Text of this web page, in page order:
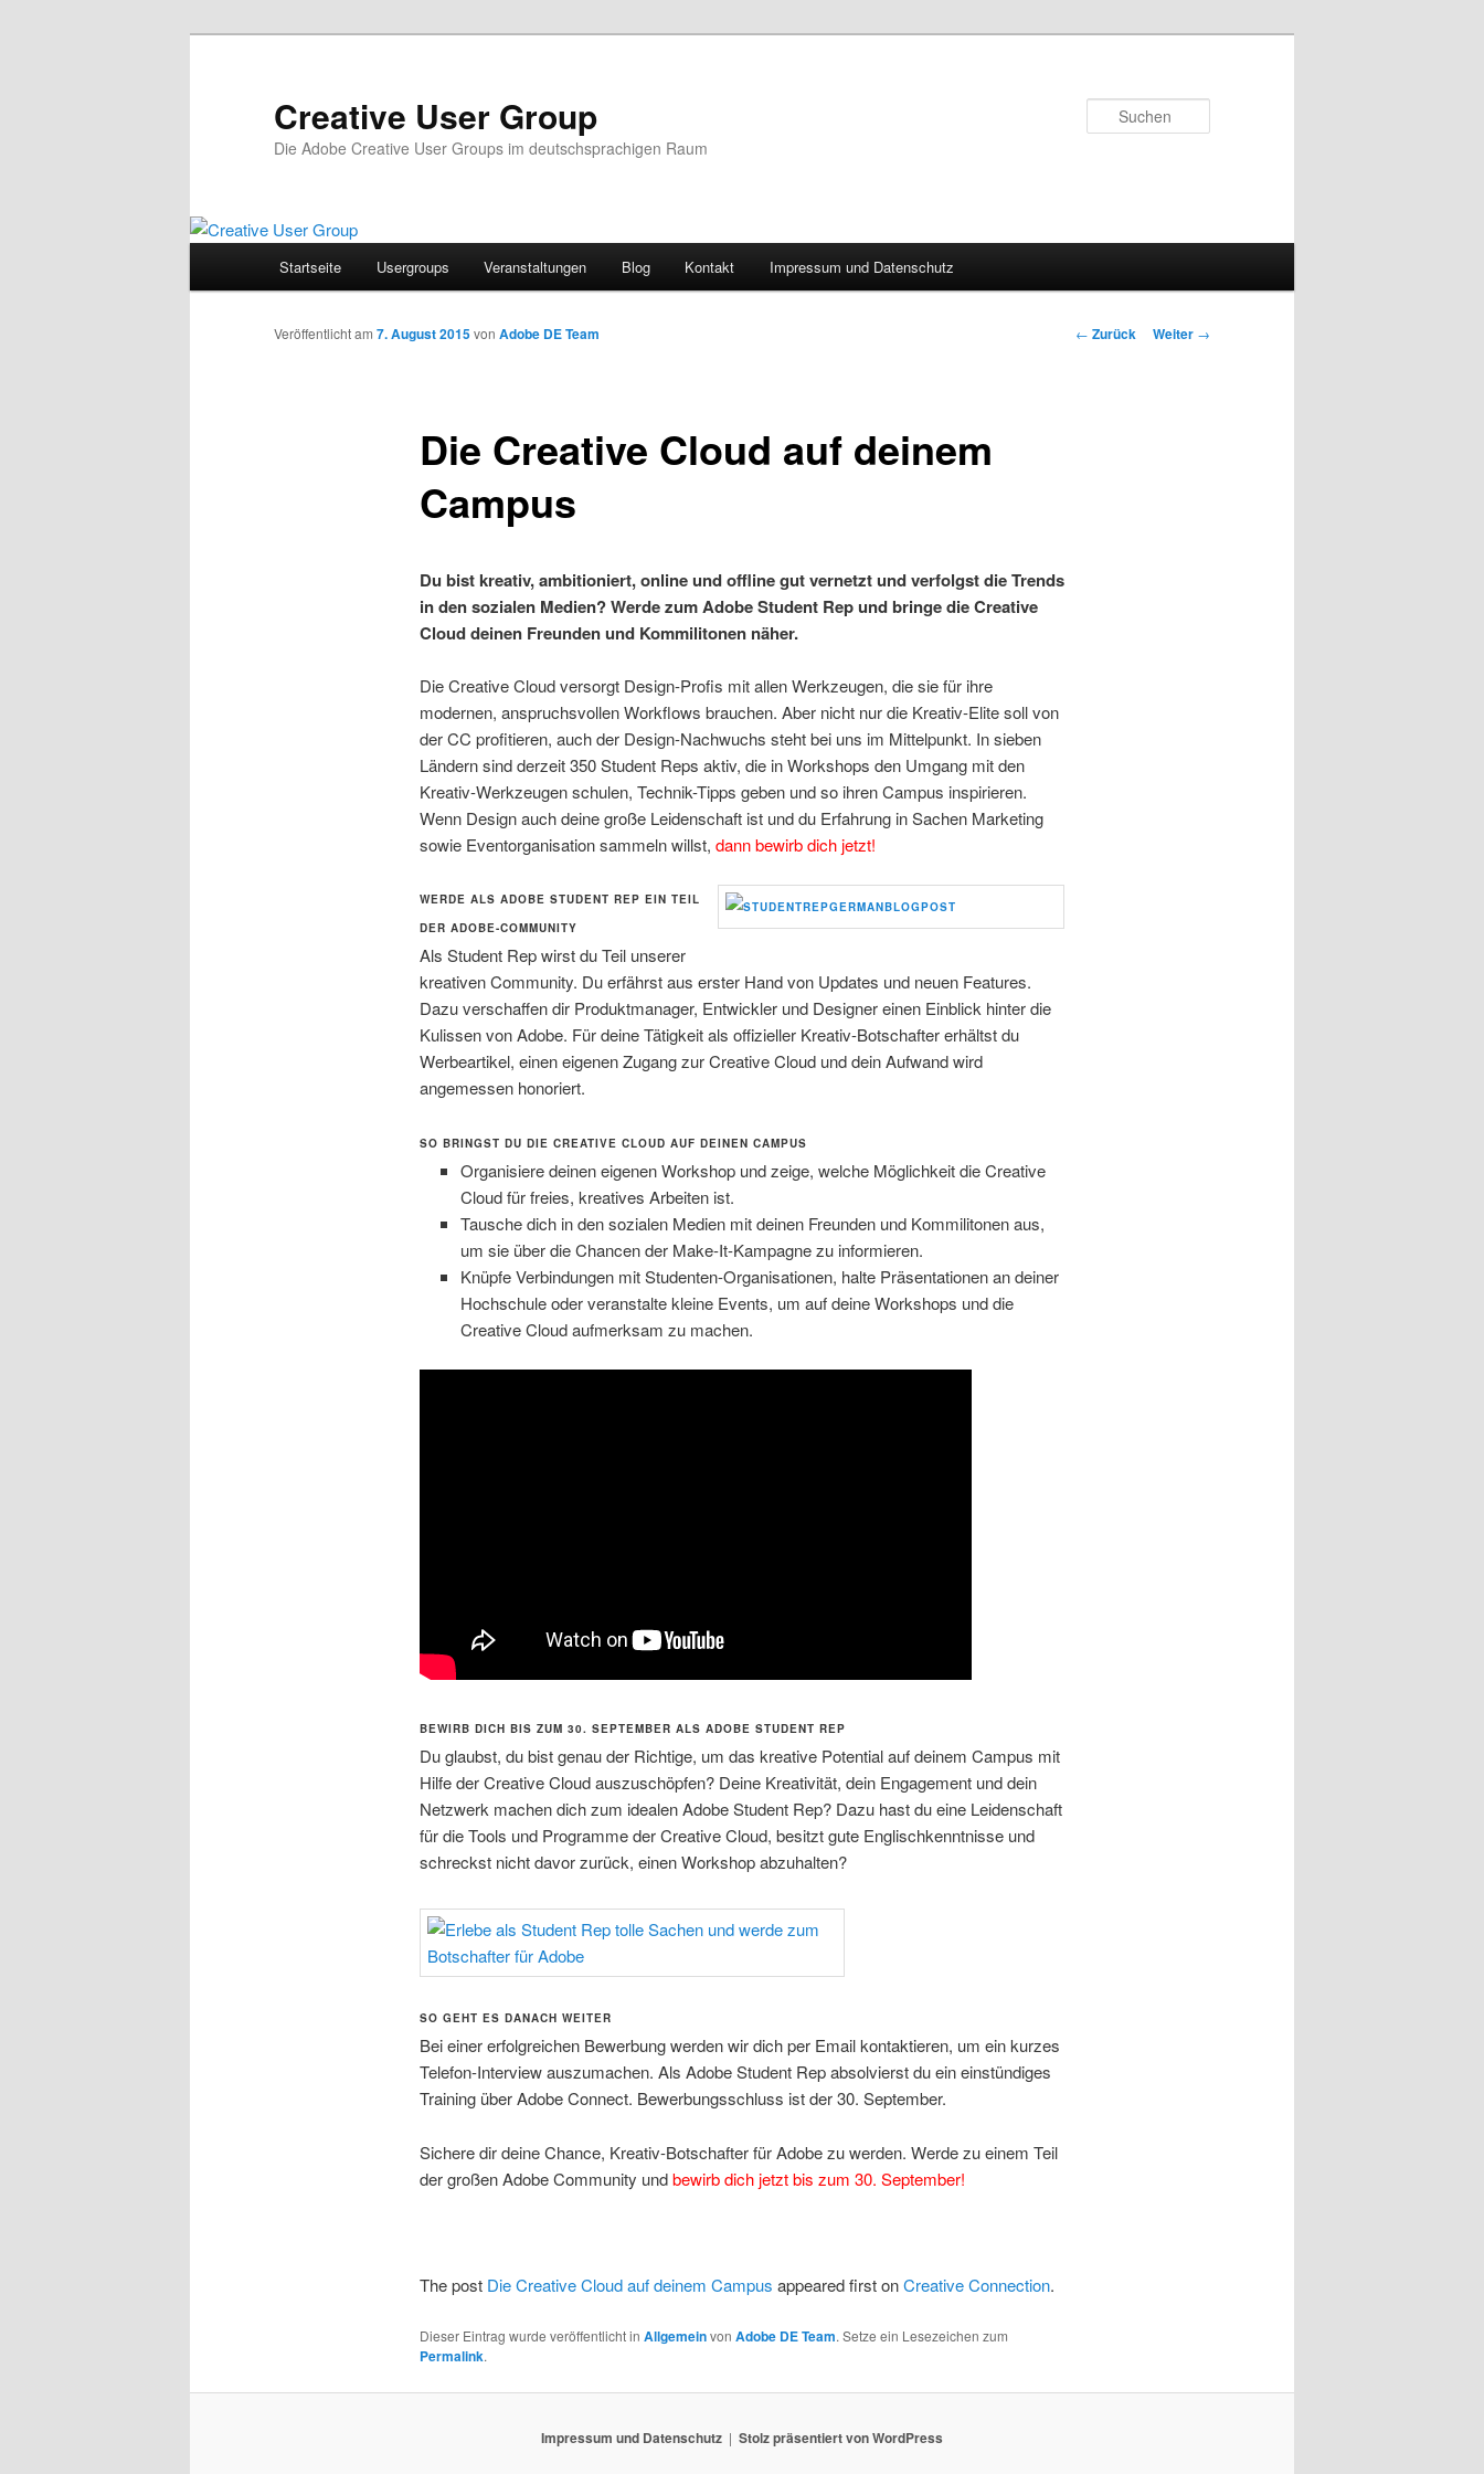
Creative User Group
Die Adobe Creative User Groups im deutschsprachigen Raum
Startseite Usergroups Veranstaltungen Blog Kontakt Impressum und Datenschutz
Beitrags-
← Zurück Weiter →
Die Creative Cloud auf deinem
Campus
Veröffentlicht am 7. August 2015von Adobe DE Team
Du bist kreativ, ambitioniert, online und offline gut vernetzt und verfolgst die Trends
in den sozialen Medien? Werde zum Adobe Student Rep und bringe die Creative
Cloud deinen Freunden und Kommilitonen näher.
Die Creative Cloud versorgt Design-Profis mit allen Werkzeugen, die sie für ihre
modernen, anspruchsvollen Workflows brauchen. Aber nicht nur die Kreativ-Elite soll von
der CC profitieren, auch der Design-Nachwuchs steht bei uns im Mittelpunkt. In sieben
Ländern sind derzeit 350 Student Reps aktiv, die in Workshops den Umgang mit den
Kreativ-Werkzeugen schulen, Technik-Tipps geben und so ihren Campus inspirieren.
Wenn Design auch deine große Leidenschaft ist und du Erfahrung in Sachen Marketing
sowie Eventorganisation sammeln willst, dann bewirb dich jetzt!
WERDE ALS ADOBE STUDENT REP EIN TEIL
DER ADOBE-COMMUNITY
Als Student Rep wirst du Teil unserer
kreativen Community. Du erfährst aus erster Hand von Updates und neuen Features.
Dazu verschaffen dir Produktmanager, Entwickler und Designer einen Einblick hinter die
Kulissen von Adobe. Für deine Tätigkeit als offizieller Kreativ-Botschafter erhältst du
Werbeartikel, einen eigenen Zugang zur Creative Cloud und dein Aufwand wird
angemessen honoriert.
SO BRINGST DU DIE CREATIVE CLOUD AUF DEINEN CAMPUS
Organisiere deinen eigenen Workshop und zeige, welche Möglichkeit die Creative
Cloud für freies, kreatives Arbeiten ist.
Tausche dich in den sozialen Medien mit deinen Freunden und Kommilitonen aus,
um sie über die Chancen der Make-It-Kampagne zu informieren.
Knüpfe Verbindungen mit Studenten-Organisationen, halte Präsentationen an deiner
Hochschule oder veranstalte kleine Events, um auf deine Workshops und die
Creative Cloud aufmerksam zu machen.
BEWIRB DICH BIS ZUM 30. SEPTEMBER ALS ADOBE STUDENT REP
Du glaubst, du bist genau der Richtige, um das kreative Potential auf deinem Campus mit
Hilfe der Creative Cloud auszuschöpfen? Deine Kreativität, dein Engagement und dein
Netzwerk machen dich zum idealen Adobe Student Rep? Dazu hast du eine Leidenschaft
für die Tools und Programme der Creative Cloud, besitzt gute Englischkenntnisse und
schreckst nicht davor zurück, einen Workshop abzuhalten?
SO GEHT ES DANACH WEITER
Bei einer erfolgreichen Bewerbung werden wir dich per Email kontaktieren, um ein kurzes
Telefon-Interview auszumachen. Als Adobe Student Rep absolvierst du ein einstündiges
Training über Adobe Connect. Bewerbungsschluss ist der 30. September.
Sichere dir deine Chance, Kreativ-Botschafter für Adobe zu werden. Werde zu einem Teil
der großen Adobe Community undbewirb dich jetzt bis zum 30. September!
The post Die Creative Cloud auf deinem Campus appeared first onCreative Connection.
Dieser Eintrag wurde veröffentlicht in Allgemeinvon Adobe DE Team. Setze ein Lesezeichen zum
Permalink.
Impressum und Datenschutz Stolz präsentiert von WordPress